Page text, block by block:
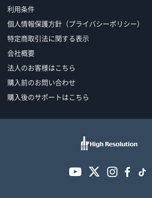
利用条件
個人情報保護方針（プライバシーポリシー）
特定商取引法に関する表示
会社概要
法人のお客様はこちら
購入前のお問い合わせ
購入後のサポートはこちら